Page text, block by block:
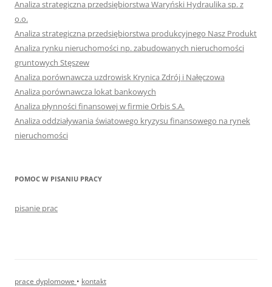
Analiza strategiczna przedsiębiorstwa Waryński Hydraulika sp. z
o.o.
Analiza strategiczna przedsiębiorstwa produkcyjnego Nasz Produkt
Analiza rynku nieruchomości np. zabudowanych nieruchomości
gruntowych Stęszew
Analiza porównawcza uzdrowisk Krynica Zdrój i Nałęczowa
Analiza porównawcza lokat bankowych
Analiza płynności finansowej w firmie Orbis S.A.
Analiza oddziaływania światowego kryzysu finansowego na rynek
nieruchomości
POMOC W PISANIU PRACY
pisanie prac
prace dyplomowe • kontakt